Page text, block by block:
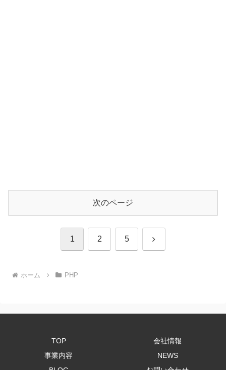
次のページ
1 2 5 次
ホーム PHP
TOP
会社情報
事業内容
NEWS